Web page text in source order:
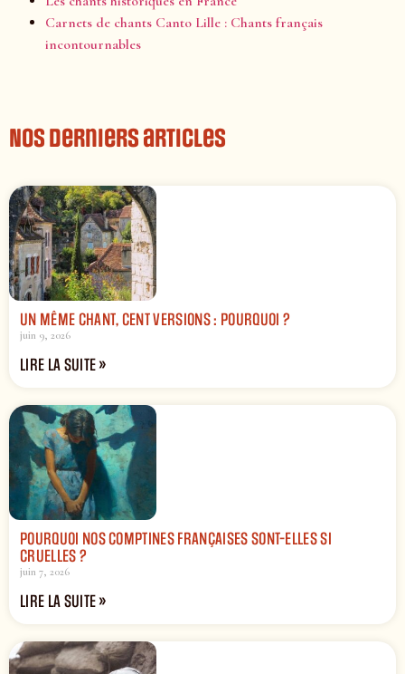
Carnets de chants Canto Lille : Chants français
incontournables
Nos derniers articles
UN MÊME CHANT, CENT VERSIONS : POURQUOI ?
juin 9, 2026
LIRE LA SUITE »
POURQUOI NOS COMPTINES FRANÇAISES SONT-ELLES SI
CRUELLES ?
juin 7, 2026
LIRE LA SUITE »